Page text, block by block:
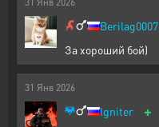
Berilag0007
За хороший бой)
31 Янв 2026
Igniter +